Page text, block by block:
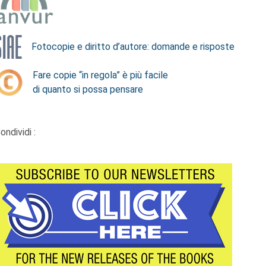
Fotocopie e diritto d’autore: domande e risposte
Fare copie “in regola” è più facile
di quanto si possa pensare
: